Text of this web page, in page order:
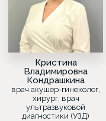
Кристина
Владимировна
Кондрашкина
врач акушер-гинеколог,
хирург, врач
ультразвуковой
диагностики (УЗД)